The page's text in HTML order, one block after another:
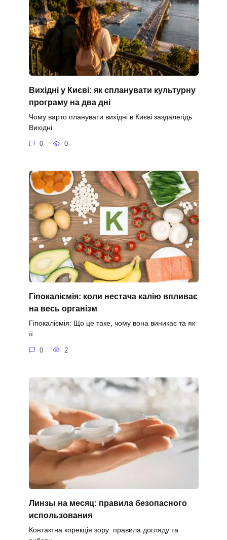
Вихідні у Києві: як спланувати культурну
програму на два дні
Чому варто планувати вихідні в Києві заздалегідь
Вихідні
0 0
Гіпокаліємія: коли нестача калію впливає
на весь організм
Гіпокаліємія: Що це таке, чому вона виникає та як
її
0 2
Линзы на месяц: правила безопасного
использования
Контактна корекція зору: правила догляду та